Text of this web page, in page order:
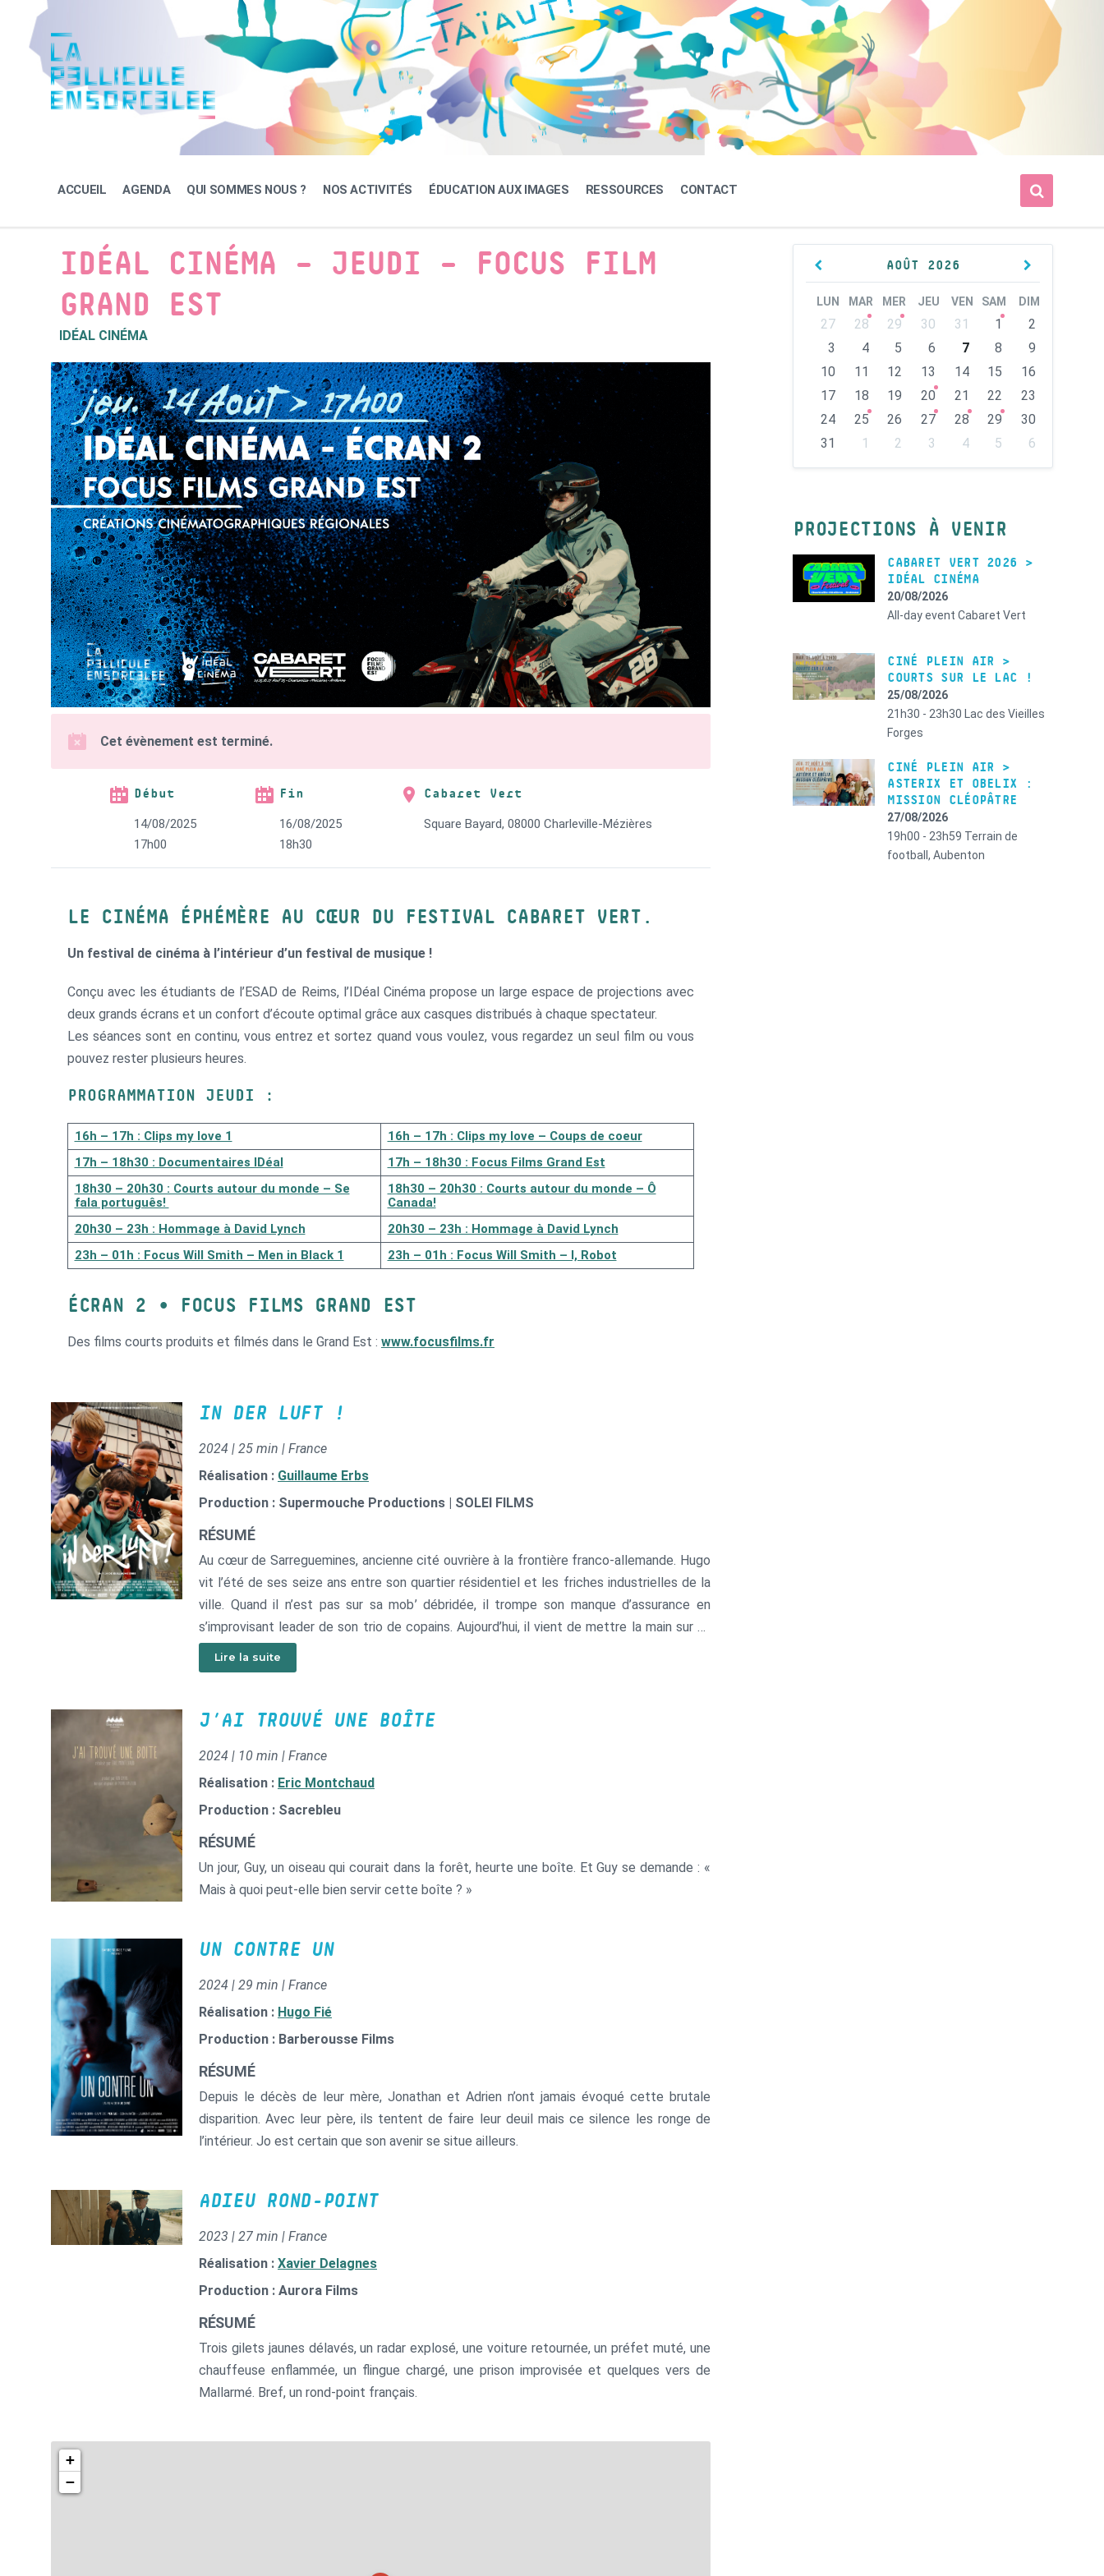
content
navigation
footer
ACCUEIL AGENDA QUI SOMMES NOUS ? NOS ACTIVITÉS ÉDUCATION AUX IMAGES RESSOURCES CONTACT
IDÉAL CINÉMA – JEUDI – FOCUS FILM
GRAND EST
IDÉAL CINÉMA
Cet évènement est terminé.
Début
14/08/2025
17h00
Fin
16/08/2025
18h30
Cabaret Vert
Square Bayard, 08000 Charleville-Mézières
LE CINÉMA ÉPHÉMÈRE AU CŒUR DU FESTIVAL CABARET VERT.
Un festival de cinéma à l’intérieur d’un festival de musique !
Conçu avec les étudiants de l’ESAD de Reims, l’IDéal Cinéma propose un large espace de projections avec
deux grands écrans et un confort d’écoute optimal grâce aux casques distribués à chaque spectateur.
Les séances sont en continu, vous entrez et sortez quand vous voulez, vous regardez un seul film ou vous
pouvez rester plusieurs heures.
PROGRAMMATION JEUDI :
16h – 17h : Clips my love 1
16h – 17h : Clips my love – Coups de coeur
17h – 18h30 : Documentaires IDéal
17h – 18h30 : Focus Films Grand Est
18h30 – 20h30 : Courts autour du monde – Se
fala português!
18h30 – 20h30 : Courts autour du monde – Ô
Canada!
20h30 – 23h : Hommage à David Lynch
20h30 – 23h : Hommage à David Lynch
23h – 01h : Focus Will Smith – Men in Black 1
23h – 01h : Focus Will Smith – I, Robot
ÉCRAN 2 • FOCUS FILMS GRAND EST
Des films courts produits et filmés dans le Grand Est : www.focusfilms.fr
IN DER LUFT !
2024 | 25 min | France
Réalisation : Guillaume Erbs
Production : Supermouche Productions | SOLEI FILMS
RÉSUMÉ
Au cœur de Sarreguemines, ancienne cité ouvrière à la frontière franco-allemande. Hugo
vit l’été de ses seize ans entre son quartier résidentiel et les friches industrielles de la
ville. Quand il n’est pas sur sa mob’ débridée, il trompe son manque d’assurance en
s’improvisant leader de son trio de copains. Aujourd’hui, il vient de mettre la main sur un
authentique pistolet : l’occasion ou jamais d’enfin prouver sa valeur auprès des aînés de
la zone commerciale ! Dans ce monde où règnent les roues arrières, la chicha à l’alcool
station-service de l’autre côté de la frontière.
Lire la suite
J’AI TROUVÉ UNE BOÎTE
2024 | 10 min | France
Réalisation : Eric Montchaud
Production : Sacrebleu
RÉSUMÉ
Un jour, Guy, un oiseau qui courait dans la forêt, heurte une boîte. Et Guy se demande : «
Mais à quoi peut-elle bien servir cette boîte ? »
UN CONTRE UN
2024 | 29 min | France
Réalisation : Hugo Fié
Production : Barberousse Films
RÉSUMÉ
Depuis le décès de leur mère, Jonathan et Adrien n’ont jamais évoqué cette brutale
disparition. Avec leur père, ils tentent de faire leur deuil mais ce silence les ronge de
l’intérieur. Jo est certain que son avenir se situe ailleurs.
ADIEU ROND-POINT
2023 | 27 min | France
Réalisation : Xavier Delagnes
Production : Aurora Films
RÉSUMÉ
Trois gilets jaunes délavés, un radar explosé, une voiture retournée, un préfet muté, une
chauffeuse enflammée, un flingue chargé, une prison improvisée et quelques vers de
Mallarmé. Bref, un rond-point français.
+
−
AOÛT 2026
Previous
Next
LUN MAR MER JEU VEN SAM DIM
Skip
calendar
days
27 28 29 30 31 1
2
3
4 5 6 7 8
9
10
11 12 13 14 15
16
17
18 19 20 21 22
23
24
25 26 27 28 29
30
31
1 2 3 4 5
6
PROJECTIONS À VENIR
CABARET VERT 2026 >
IDÉAL CINÉMA
20/08/2026
All-day eventCabaret Vert
CINÉ PLEIN AIR >
COURTS SUR LE LAC !
25/08/2026
21h30 - 23h30 Lac des Vieilles
Forges
CINÉ PLEIN AIR >
ASTERIX ET OBELIX :
MISSION CLÉOPÂTRE
27/08/2026
19h00 - 23h59 Terrain de
football, Aubenton